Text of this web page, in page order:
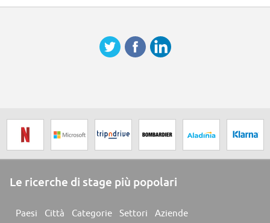
Le ricerche di stage più popolari
Paesi Città Categorie Settori Aziende